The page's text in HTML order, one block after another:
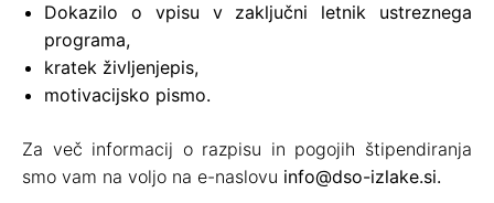
Dokazilo o vpisu v zaključni letnik ustreznega
programa,
kratek življenjepis,
motivacijsko pismo.
Za več informacij o razpisu in pogojih štipendiranja
smo vam na voljo na e-naslovu info@dso-izlake.si.